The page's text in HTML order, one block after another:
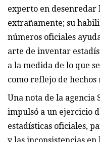
experto en desenredar
extrañamente; su
números oficiales
arte de inventar
a la medida de lo que
como reflejo de hechos
Una nota de la agencia
impulsó a un ejercicio
estadísticas oficiales,